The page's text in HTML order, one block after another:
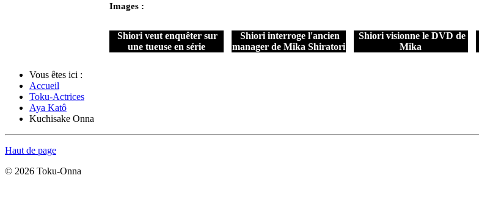
Images :
Shiori veut enquêter sur
une tueuse en série
Shiori interroge l'ancien
manager de Mika Shiratori
Shiori visionne le DVD de
Mika
Vous êtes ici :
Accueil
Toku-Actrices
Aya Katô
Kuchisake Onna
Haut de page
© 2026 Toku-Onna